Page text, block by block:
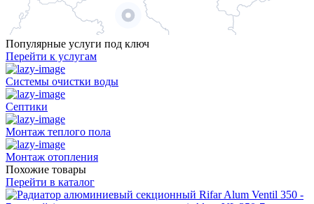
Популярные услуги под ключ
Перейти к услугам
Системы очистки воды
Септики
Монтаж теплого пола
Монтаж отопления
Похожие товары
Перейти в каталог